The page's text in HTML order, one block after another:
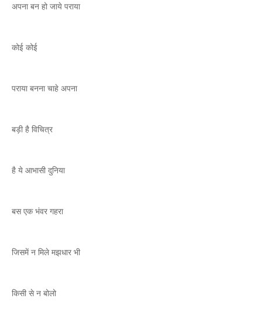
अपना बन हो जाये पराया
कोई कोई
पराया बनना चाहे अपना
बड़ी है विचित्र
है ये आभासी दुनिया
बस एक भंवर गहरा
जिसमें न मिले मझधार भी
किसी से न बोलो